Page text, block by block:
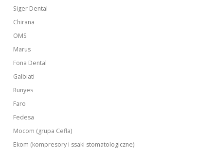
Siger Dental
Chirana
OMS
Marus
Fona Dental
Galbiati
Runyes
Faro
Fedesa
Mocom (grupa Cefla)
Ekom (kompresory i ssaki stomatologiczne)